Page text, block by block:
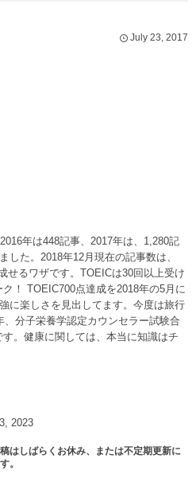
July 23, 2017
年は448記事、2017年は、1,280記
した。2018年12月現在の記事数は、
せるワザです。TOEICは30回以上受け
！ TOEIC700点達成を2018年の5月に
に楽しさを見出してます。今度は旅行
分子栄養学認定カウンセラー試験合
。健康に関しては、本当に知識はチ
, 2023
はしばらくお休み、または不定期更新に
。